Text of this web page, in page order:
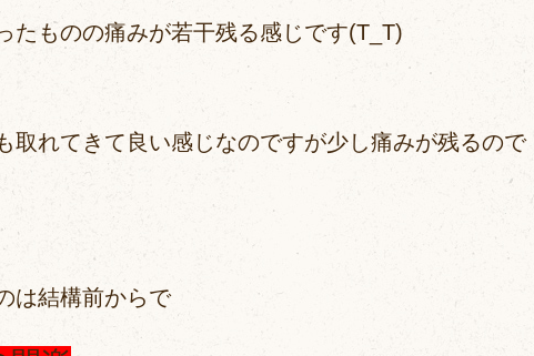
たものの痛みが若干残る感じです(T_T)
取れてきて良い感じなのですが少し痛みが残るので
は結構前からで